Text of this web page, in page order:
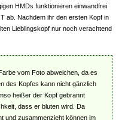
HMDs funktionieren einwandfrei
ab. Nachdem ihr den ersten Kopf in
Lieblingskopf nur noch verachtend
vom Foto abweichen, da es
des Kopfes kann nicht gänzlich
heißer der Kopf gebrannt
dass er bluten wird. Da
und zusammenzieht können im